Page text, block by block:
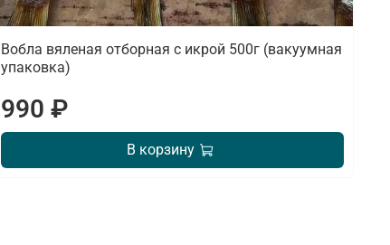
Вобла вяленая отборная с икрой 500г (вакуумная
упаковка)
990 ₽
В корзину